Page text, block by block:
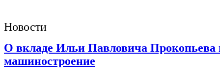
Новости
О вкладе Ильи Павловича Прокопьева
машиностроение